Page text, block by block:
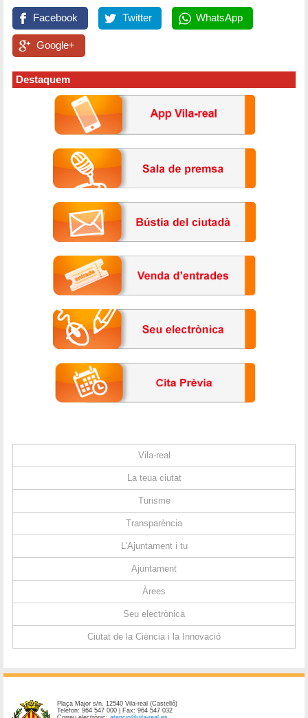
Facebook Twitter WhatsApp
Google+
Destaquem
Vila-real
La teua ciutat
Turisme
Transparència
L'Ajuntament i tu
Ajuntament
Àrees
Seu electrònica
Ciutat de la Ciència i la Innovació
Plaça Major s/n. 12540 Vila-real (Castelló)
Telèfon: 964 547 000 | Fax: 964 547 032